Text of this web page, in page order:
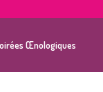
Œnologiques